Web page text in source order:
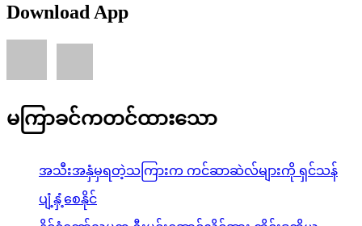
Download App
မကြာခင်ကတင်ထားသော
အသီးအနှံမှရတဲ့သကြားက ကင်ဆာဆဲလ်များကို ရှင်သန်
ပျံ့နှံ့စေနိုင်